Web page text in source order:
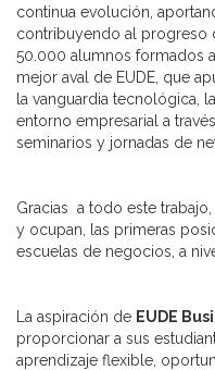
continua evolución,
contribuyendo al progreso
50.000 alumnos formados
mejor aval de EUDE, que
la vanguardia tecnológica,
entorno empresarial a
seminarios y jornadas de
Gracias a todo este
y ocupan, las primeras
escuelas de negocios, a
La aspiración de EUDE
proporcionar a sus
aprendizaje flexible,